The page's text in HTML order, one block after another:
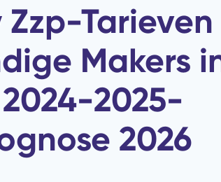
Zzp-Tarieven
Makers
2025-
2026​